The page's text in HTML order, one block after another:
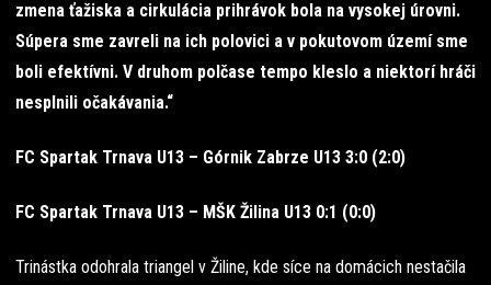
zmena ťažiska a cirkulácia prihrávok bola na vysokej úrovni.
Súpera sme zavreli na ich polovici a v pokutovom území sme
boli efektívni. V druhom polčase tempo kleslo a niektorí hráči
nesplnili očakávania.“
FC Spartak Trnava U13 – Górnik Zabrze U13 3:0 (2:0)
FC Spartak Trnava U13 – MŠK Žilina U13 0:1 (0:0)
Trinástka odohrala triangel v Žiline, kde síce na domácich nestačila